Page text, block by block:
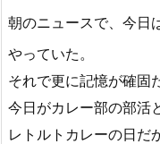
朝のニュースで、今日
やっていた。
それで更に記憶が確固
今日がカレー部の部活
レトルトカレーの日だ